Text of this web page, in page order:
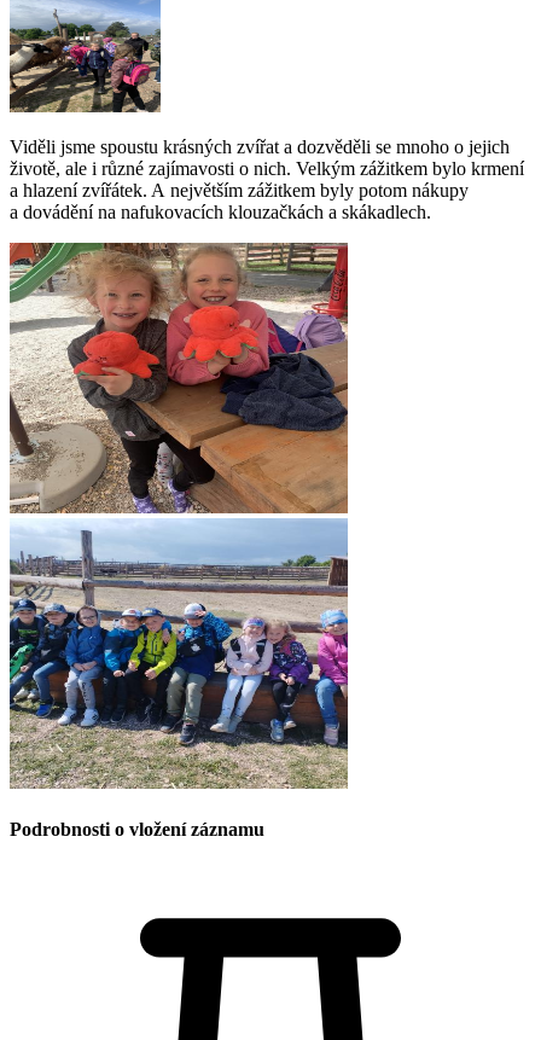
Viděli jsme spoustu krásných zvířat a dozvěděli se mnoho o jejich
životě, ale i různé zajímavosti o nich. Velkým zážitkem bylo krmení
a hlazení zvířátek. A největším zážitkem byly potom nákupy
a dovádění na nafukovacích klouzačkách a skákadlech.
Podrobnosti o vložení záznamu